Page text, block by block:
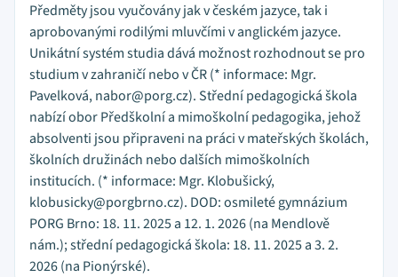
Předměty jsou vyučovány jak v českém jazyce, tak i
aprobovanými rodilými mluvčími v anglickém jazyce.
Unikátní systém studia dává možnost rozhodnout se pro
studium v zahraničí nebo v ČR (* informace: Mgr.
Pavelková, nabor@porg.cz). Střední pedagogická škola
nabízí obor Předškolní a mimoškolní pedagogika, jehož
absolventi jsou připraveni na práci v mateřských školách,
školních družinách nebo dalších mimoškolních
institucích. (* informace: Mgr. Klobušický,
klobusicky@porgbrno.cz). DOD: osmileté gymnázium
PORG Brno: 18. 11. 2025 a 12. 1. 2026 (na Mendlově
nám.); střední pedagogická škola: 18. 11. 2025 a 3. 2.
2026 (na Pionýrské).